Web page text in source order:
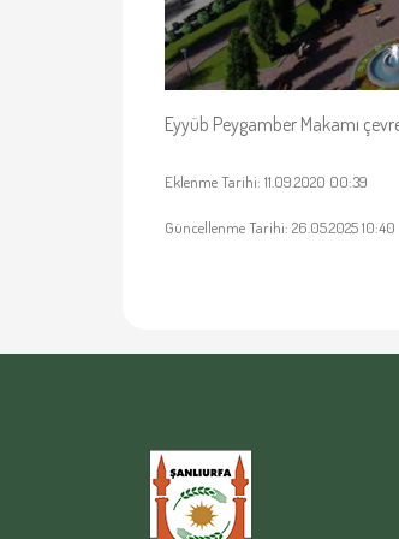
Eyyüb Peygamber Makamı
Eklenme Tarihi: 11.09.2020 00:39
Güncellenme Tarihi: 26.05.2025 10:40